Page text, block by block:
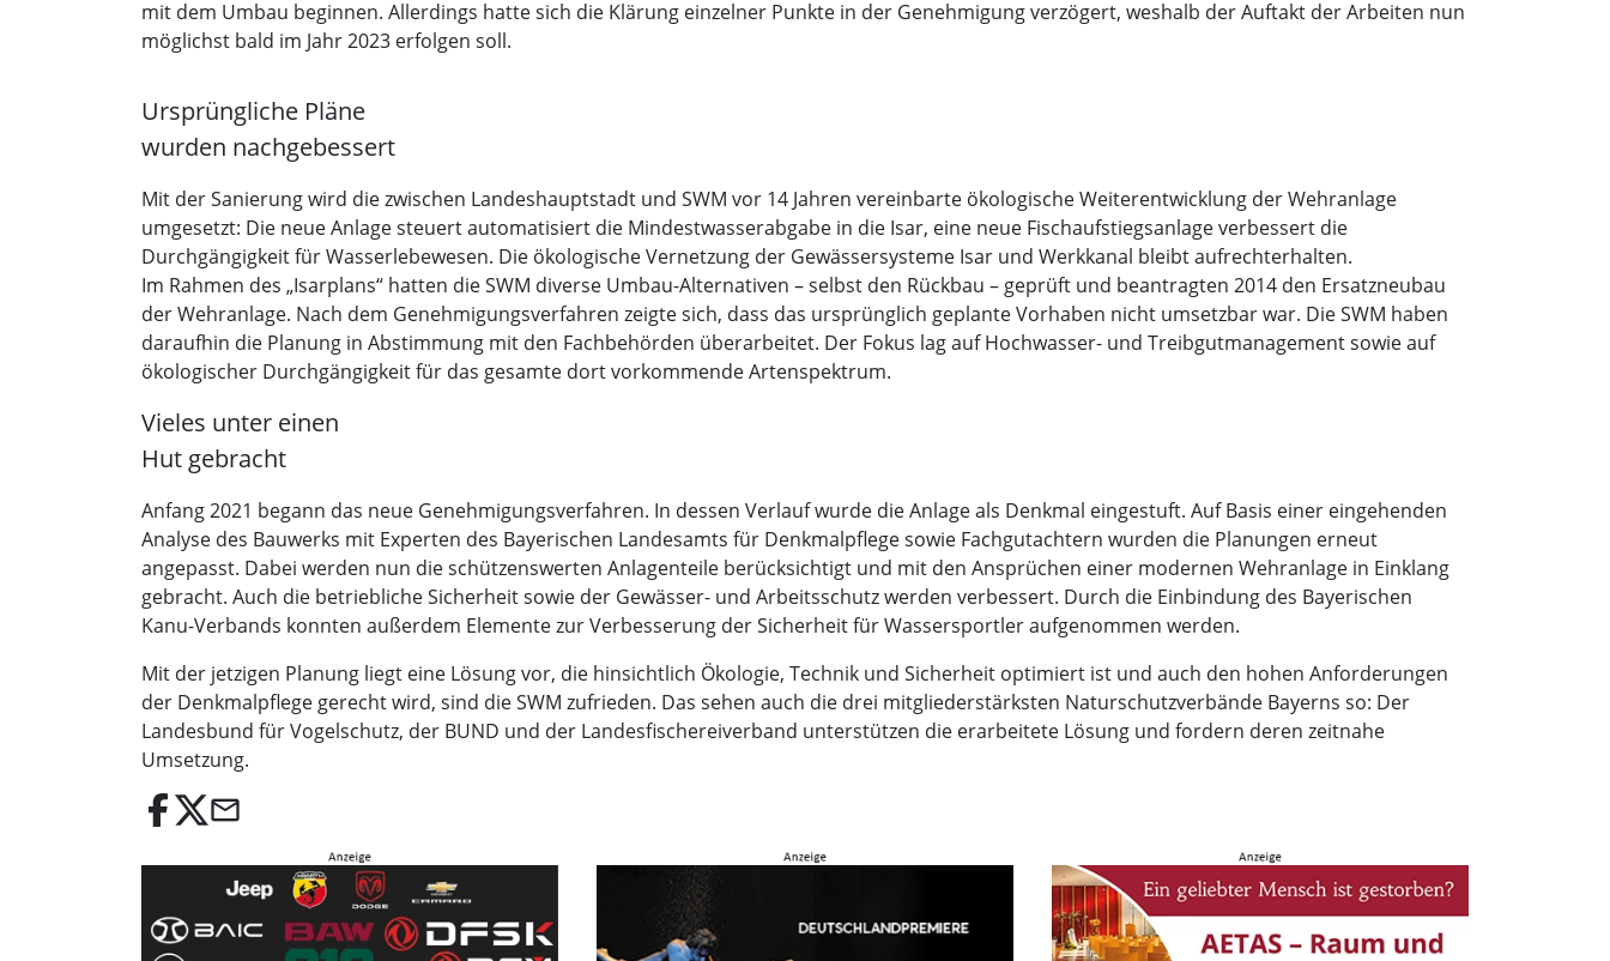
mit dem Umbau beginnen. Allerdings hatte sich die Klärung einzelner Punkte in der Genehmigung verzögert, weshalb der Auftakt der Arbeiten nun
möglichst bald im Jahr 2023 erfolgen soll.
Ursprüngliche Pläne
wurden nachgebessert
Mit der Sanierung wird die zwischen Landeshauptstadt und SWM vor 14 Jahren vereinbarte ökologische Weiterentwicklung der Wehranlage
umgesetzt: Die neue Anlage steuert automatisiert die Mindestwasserabgabe in die Isar, eine neue Fischaufstiegsanlage verbessert die
Durchgängigkeit für Wasserlebewesen. Die ökologische Vernetzung der Gewässersysteme Isar und Werkkanal bleibt aufrechterhalten.
Im Rahmen des „Isarplans“ hatten die SWM diverse Umbau-Alternativen – selbst den Rückbau – geprüft und beantragten 2014 den Ersatzneubau
der Wehranlage. Nach dem Genehmigungsverfahren zeigte sich, dass das ursprünglich geplante Vorhaben nicht umsetzbar war. Die SWM haben
daraufhin die Planung in Abstimmung mit den Fachbehörden überarbeitet. Der Fokus lag auf Hochwasser- und Treibgutmanagement sowie auf
ökologischer Durchgängigkeit für das gesamte dort vorkommende Artenspektrum.
Vieles unter einen
Hut gebracht
Anfang 2021 begann das neue Genehmigungsverfahren. In dessen Verlauf wurde die Anlage als Denkmal eingestuft. Auf Basis einer eingehenden
Analyse des Bauwerks mit Experten des Bayerischen Landesamts für Denkmalpflege sowie Fachgutachtern wurden die Planungen erneut
angepasst. Dabei werden nun die schützenswerten Anlagenteile berücksichtigt und mit den Ansprüchen einer modernen Wehranlage in Einklang
gebracht. Auch die betriebliche Sicherheit sowie der Gewässer- und Arbeitsschutz werden verbessert. Durch die Einbindung des Bayerischen
Kanu-Verbands konnten außerdem Elemente zur Verbesserung der Sicherheit für Wassersportler aufgenommen werden.
Mit der jetzigen Planung liegt eine Lösung vor, die hinsichtlich Ökologie, Technik und Sicherheit optimiert ist und auch den hohen Anforderungen
der Denkmalpflege gerecht wird, sind die SWM zufrieden. Das sehen auch die drei mitgliederstärksten Naturschutzverbände Bayerns so: Der
Landesbund für Vogelschutz, der BUND und der Landesfischereiverband unterstützen die erarbeitete Lösung und fordern deren zeitnahe
Umsetzung.
email